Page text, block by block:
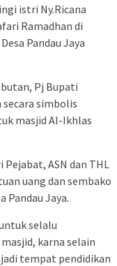
istri Ny.Ricana
Ramadhan di
Pandau Jaya
Pj Bupati
simbolis
masjid Al-Ikhlas
ASN dan THL
uang dan sembako
Pandau Jaya.
selalu
karna selain
tempat pendidikan